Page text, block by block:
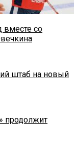
вместе со
штаб на новый
продолжит